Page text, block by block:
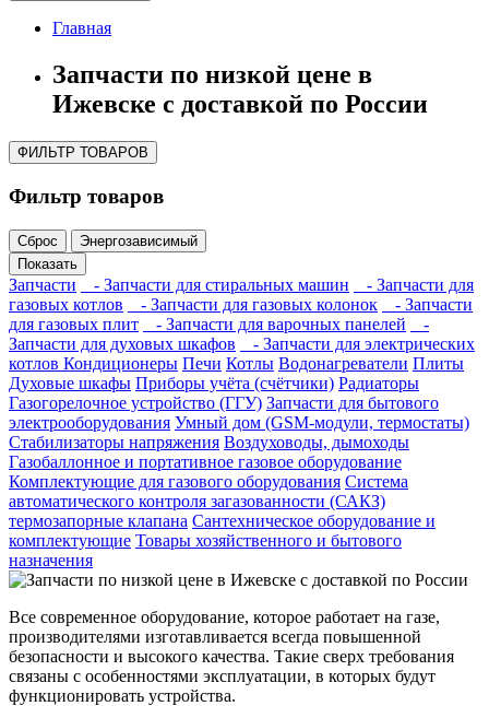
Главная
Запчасти по низкой цене в
Ижевске с доставкой по России
ФИЛЬТР ТОВАРОВ
Фильтр товаров
Сброс
Энергозависимый
Показать
Запчасти - Запчасти для стиральных машин
- Запчасти для
газовых котлов
- Запчасти для газовых колонок
- Запчасти
для газовых плит
- Запчасти для варочных панелей
-
Запчасти для духовых шкафов
- Запчасти для электрических
котлов Кондиционеры Печи Котлы Водонагреватели Плиты
Духовые шкафы Приборы учёта (счётчики) Радиаторы
Газогорелочное устройство (ГГУ) Запчасти для бытового
электрооборудования Умный дом (GSM-модули, термостаты)
Cтабилизаторы напряжения Воздуховоды, дымоходы
Газобаллонное и портативное газовое оборудование
Комплектующие для газового оборудования Система
автоматического контроля загазованности (САКЗ)
термозапорные клапана Сантехническое оборудование и
комплектующие Товары хозяйственного и бытового
назначения
Все современное оборудование, которое работает на газе,
производителями изготавливается всегда повышенной
безопасности и высокого качества. Такие сверх требования
связаны с особенностями эксплуатации, в которых будут
функционировать устройства.